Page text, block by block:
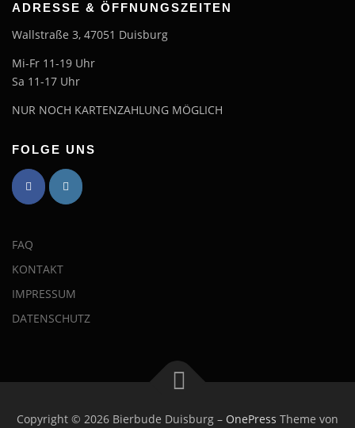
ADRESSE & ÖFFNUNGSZEITEN
Wallstraße 3, 47051 Duisburg
Mi-Fr 11-19 Uhr
Sa 11-17 Uhr
NUR NOCH KARTENZAHLUNG MÖGLICH
FOLGE UNS
FAQ
KONTAKT
IMPRESSUM
DATENSCHUTZ
Copyright © 2026 Bierbude Duisburg – OnePress Theme von